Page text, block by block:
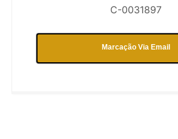
C-0031897
Marcação Via Email